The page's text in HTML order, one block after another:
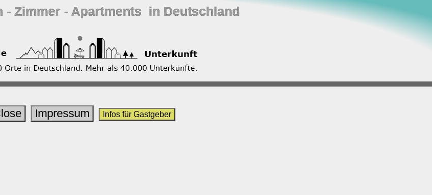
‐ Zimmer ‐ Apartments in Deutschland
Impressum Infos für Gastgeber